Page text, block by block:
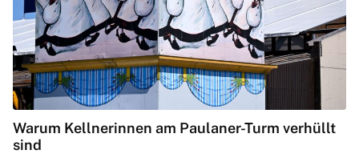
Warum Kellnerinnen am Paulaner-Turm verhüllt
sind